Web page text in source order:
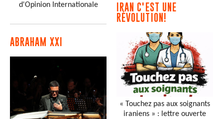
d'Opinion Internationale
ABRAHAM XXI
IRAN C'EST UNE
RÉVOLUTION!
« Touchez pas aux soignants
iraniens » : lettre ouverte